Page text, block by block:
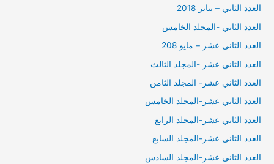
العدد الثاني – يناير 2018
العدد الثاني -المجلد الخامس
العدد الثاني عشر – مايو 208
العدد الثاني عشر -المجلد الثالث
العدد الثاني عشر- المجلد الثامن
العدد الثاني عشر-المجلد الخامس
العدد الثاني عشر-المجلد الرابع
العدد الثاني عشر-المجلد السابع
العدد الثاني عشر-المجلد السادس